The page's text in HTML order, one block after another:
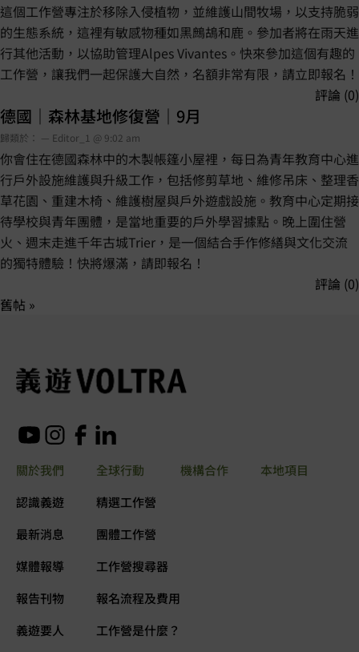
這個工作營專注於移除入侵植物，並維護山間牧場，以支持脆弱
的生態系統，這裡有敏感物種如黑鷓鴣和鹿。參加者將在雨天進
行其他活動，以協助管理Alpes Vivantes。快來參加這個有趣的
工作營，讓我們一起保護大自然，名額非常有限，請立即報名！
評論 (0)
德國｜森林基地修復營｜9月
歸類於： — Editor_1 @ 9:02 am
你會住在德國森林中的木製帳篷小屋裡，每日為青年教育中心進
行戶外設施維護與升級工作，包括修剪草地、維修吊床、整理香
草花園、重建木椅、維護樹屋與戶外遊戲設施。教育中心定期接
待學校與青年團體，是當地重要的戶外學習據點。晚上圍住營
火、週末走進千年古城Trier，是一個結合手作修繕與文化交流
的獨特體驗！快將爆滿，請即報名！
評論 (0)
舊帖 »
關於我們
認識義遊
最新消息
媒體報導
報告刊物
義遊要人
全球行動
精選工作營
團體工作營
工作營搜尋器
報名流程及費用
工作營是什麼？
本地項目
機構合作